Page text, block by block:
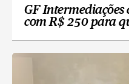
GF Intermediações
com R$ 250 para